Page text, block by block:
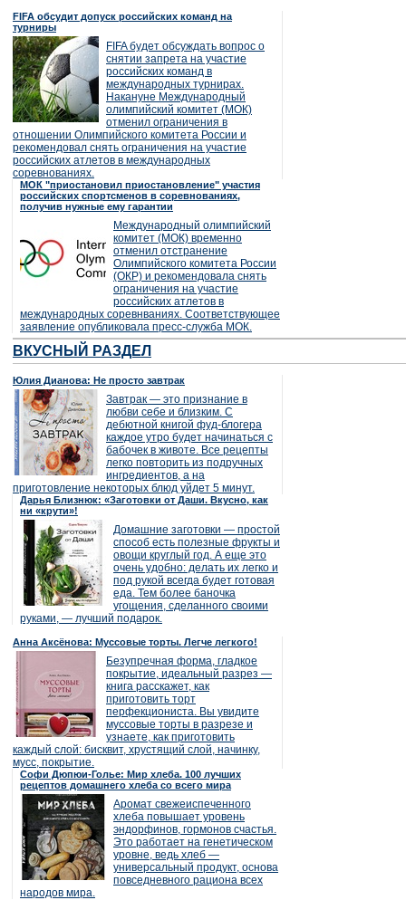
FIFA обсудит допуск российских команд на
турниры
FIFA будет обсуждать вопрос о
снятии запрета на участие
российских команд в
международных турнирах.
Накануне Международный
олимпийский комитет (МОК)
отменил ограничения в
отношении Олимпийского комитета России и
рекомендовал снять ограничения на участие
российских атлетов в международных
соревнованиях.
МОК "приостановил приостановление" участия
российских спортсменов в соревнованиях,
получив нужные ему гарантии
Международный олимпийский
комитет (МОК) временно
отменил отстранение
Олимпийского комитета России
(ОКР) и рекомендовала снять
ограничения на участие
российских атлетов в
международных соревнваниях. Соответствующее
заявление опубликовала пресс-служба МОК.
ВКУСНЫЙ РАЗДЕЛ
Юлия Дианова: Не просто завтрак
Завтрак — это признание в
любви себе и близким. С
дебютной книгой фуд-блогера
каждое утро будет начинаться с
бабочек в животе. Все рецепты
легко повторить из подручных
ингредиентов, а на
приготовление некоторых блюд уйдет 5 минут.
Дарья Близнюк: «Заготовки от Даши. Вкусно, как
ни «крути»!
Домашние заготовки — простой
способ есть полезные фрукты и
овощи круглый год. А еще это
очень удобно: делать их легко и
под рукой всегда будет готовая
еда. Тем более баночка
угощения, сделанного своими
руками, — лучший подарок.
Анна Аксёнова: Муссовые торты. Легче легкого!
Безупречная форма, гладкое
покрытие, идеальный разрез —
книга расскажет, как
приготовить торт
перфекциониста. Вы увидите
муссовые торты в разрезе и
узнаете, как приготовить
каждый слой: бисквит, хрустящий слой, начинку,
мусс, покрытие.
Софи Дюпюи-Голье: Мир хлеба. 100 лучших
рецептов домашнего хлеба со всего мира
Аромат свежеиспеченного
хлеба повышает уровень
эндорфинов, гормонов счастья.
Это работает на генетическом
уровне, ведь хлеб —
универсальный продукт, основа
повседневного рациона всех
народов мира.